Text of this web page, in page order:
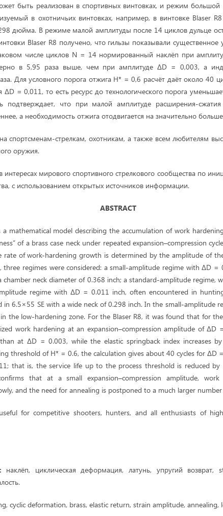
быть реализован в спортивных винтовках, и режим
в охотничьих винтовках, например, в винтовке Blaser
дюйма. В режиме малой амплитуды после 14 циклов дульце
Blaser R8 получено, что гильзы показывали
числе циклов N = 14 нормированный наклёп при
в 5,95 раза выше, чем при амплитуде ΔD = 0,003, а
Для условного порога отжига H* = 0,6 расчёт даёт около 40
= 0,011, то есть ресурс до технологического порога
что при малой амплитуде расширения-сжатия
а необходимость отжига отодвигается на значительно
спортсменам-стрелкам, охотникам, а также всем любителям
оружия.
интересах мирового спортивного стрелкового сообщества по
с использованием открытых источников информации.
ABSTRACT
a mathematical model describing the accumulation of work
of a brass case neck under repeated expansion–compression
of work-hardening growth is determined by the amplitude of
three regimes were considered: a small-amplitude regime with ΔD =
chamber neck diameter of 0.368 inch; a standard-amplitude regime,
regime with ΔD = 0.011 inch, often encountered in
in 6.5×55 SE with a wide neck of 0.298 inch. In the small-amplitude
the low-hardening zone. For the Blaser R8, it was found that for
work hardening at an expansion–compression amplitude of ΔD
at ΔD = 0.003, while the elastic springback index increases
threshold of H* = 0.6, the calculation gives about 40 cycles for ΔD
that is, the service life up to the process threshold is reduced by
that at a small expansion–compression amplitude, work
and the need for annealing is postponed to a much larger number
for competitive shooters, hunters, and all enthusiasts of
наклёп, циклическая деформация, латунь, упругий возврат,
cyclic deformation, brass, elastic return, strain amplitude, annealing,